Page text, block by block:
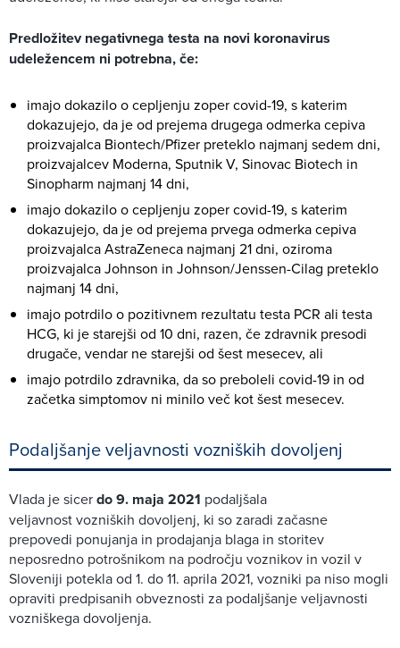
Predložitev negativnega testa na novi koronavirus
udeležencem ni potrebna, če:
imajo dokazilo o cepljenju zoper covid-19, s katerim
dokazujejo, da je od prejema drugega odmerka cepiva
proizvajalca Biontech/Pfizer preteklo najmanj sedem dni,
proizvajalcev Moderna, Sputnik V, Sinovac Biotech in
Sinopharm najmanj 14 dni,
imajo dokazilo o cepljenju zoper covid-19, s katerim
dokazujejo, da je od prejema prvega odmerka cepiva
proizvajalca AstraZeneca najmanj 21 dni, oziroma
proizvajalca Johnson in Johnson/Jenssen-Cilag preteklo
najmanj 14 dni,
imajo potrdilo o pozitivnem rezultatu testa PCR ali testa
HCG, ki je starejši od 10 dni, razen, če zdravnik presodi
drugače, vendar ne starejši od šest mesecev, ali
imajo potrdilo zdravnika, da so preboleli covid-19 in od
začetka simptomov ni minilo več kot šest mesecev.
Podaljšanje veljavnosti vozniških dovoljenj
Vlada je sicerdo 9. maja 2021 podaljšala
veljavnost vozniških dovoljenj, ki so zaradi začasne
prepovedi ponujanja in prodajanja blaga in storitev
neposredno potrošnikom na področju voznikov in vozil v
Sloveniji potekla od 1. do 11. aprila 2021, vozniki pa niso mogli
opraviti predpisanih obveznosti za podaljšanje veljavnosti
vozniškega dovoljenja.